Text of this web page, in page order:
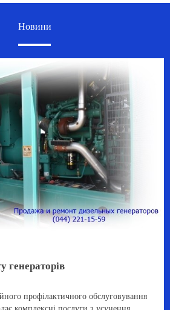
Новини
генераторів
профілактичного обслуговування